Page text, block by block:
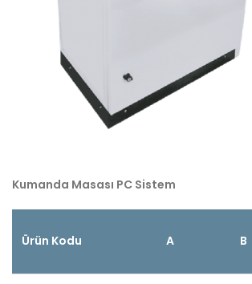
Kumanda Masası PC Sistem
Ürün Kodu A B